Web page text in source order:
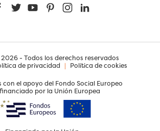
FacebookTwitterYouTubePinterestInstagram
- Todos los derechos reservados
de privacidad | Política de cookies
con el apoyo del Fondo Social Europeo
por la Unión Europea